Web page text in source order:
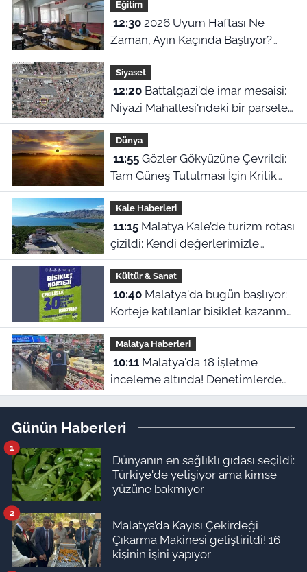
Eğitim
12:302026 Uyum Haftası Ne
Zaman, Ayın Kaçında Başlıyor?
MEB 1. Sınıf ve Anaokulu Uyum
Eğitimi Tarihleri
Siyaset
12:20Battalgazi'de imar mesaisi:
Niyazi Mahallesi'ndeki bir parsele
ret, diğerine onay
Dünya
11:55Gözler Gökyüzüne Çevrildi:
Tam Güneş Tutulması İçin Kritik
Tarih Belli Oldu
Kale Haberleri
11:15Malatya Kale’de turizm rotası
çizildi: Kendi değerlerimizle
büyürüz, Bodrum’a özenmeyiz!
Kültür & Sanat
10:40Malatya'da bugün başlıyor:
Korteje katılanlar bisiklet kazanma
şansı yakalayacak
Malatya Haberleri
10:11Malatya'da 18 işletme
inceleme altında! Denetimlerde
544 bin liralık ceza kesildi
Günün Haberleri
Dünyanın en sağlıklı gıdası seçildi:
Türkiye'de yetişiyor ama kimse
yüzüne bakmıyor
1
Malatya’da Kayısı Çekirdeği
Çıkarma Makinesi geliştirildi! 16
kişinin işini yapıyor
2